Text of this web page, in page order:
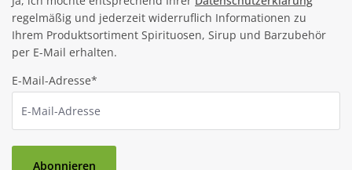
regelmäßig und jederzeit widerruflich Informationen zu
Ihrem Produktsortiment Spirituosen, Sirup und Barzubehör
per E-Mail erhalten.
E-Mail-Adresse*
Abonnieren